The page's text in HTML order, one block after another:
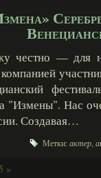
честно — для
компанией
"Измены". Нас
Создавая…
Метки:актер
5 »